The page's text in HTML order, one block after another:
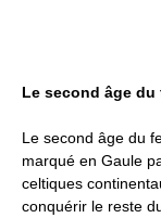
Le second âge du
Le second âge du
marqué en Gaule
celtiques
conquérir le reste